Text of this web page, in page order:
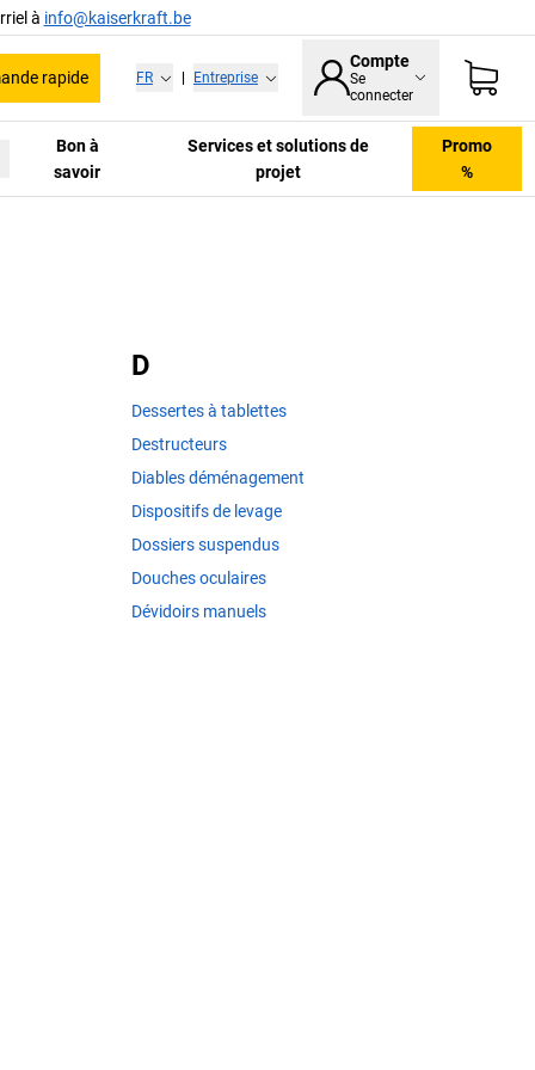
à info@kaiserkraft.be
rapide FR Entreprise
Compte
Se
connecter
Bon à
savoir
Services et solutions de
projet
Promo
%
D
Dessertes à tablettes
Destructeurs
Diables déménagement
Dispositifs de levage
Dossiers suspendus
Douches oculaires
Dévidoirs manuels